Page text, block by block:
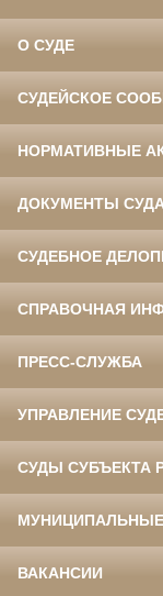
О СУДЕ
СУДЕЙСКОЕ
НОРМАТИВНЫЕ
ДОКУМЕНТЫ
СУДЕБНОЕ
СПРАВОЧНАЯ
ПРЕСС-СЛУЖБА
УПРАВЛЕНИЕ
СУДЫ СУБЪЕКТА
ВАКАНСИИ